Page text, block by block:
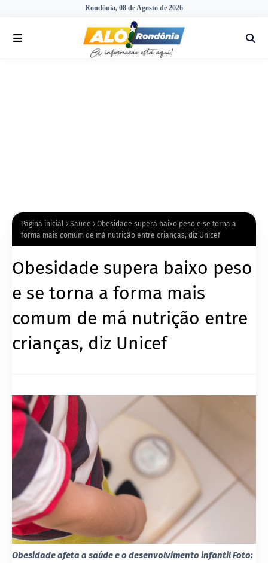
Rondônia, 08 de Agosto de 2026
Página inicial Saúde
Obesidade supera baixo peso e se torna a
forma mais comum de má nutrição entre crianças, diz Unicef
Obesidade supera baixo peso
e se torna a forma mais
comum de má nutrição entre
crianças, diz Unicef
Obesidade afeta a saúde e o desenvolvimento infantil Foto: